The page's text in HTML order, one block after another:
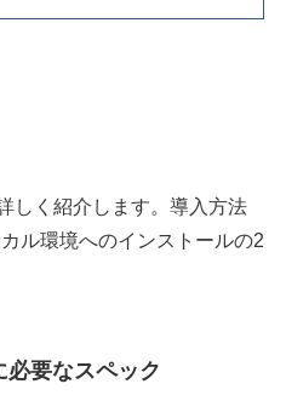
しく紹介します。導入方法
ル環境へのインストールの2
要なスペック